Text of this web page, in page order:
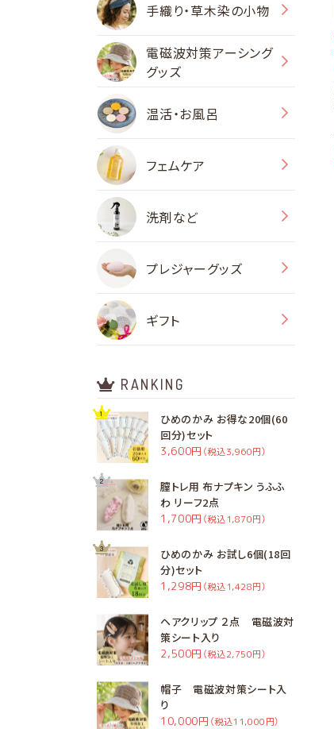
手織り・草木染の小物
電磁波対策アーシング
グッズ
温活・お風呂
フェムケア
洗剤など
プレジャーグッズ
ギフト
RANKING
ひめのかみ お得な20個(60
回分)セット
3,600円 （税込3,960円）
膣トレ用 布ナプキン うふふ
わ リーフ2点
1,700円 （税込1,870円）
ひめのかみ お試し6個(18回
分)セット
1,298円 （税込1,428円）
ヘアクリップ ２点 電磁波対
策シート入り
2,500円 （税込2,750円）
帽子 電磁波対策シート入
り
10,000円 （税込11,000円）